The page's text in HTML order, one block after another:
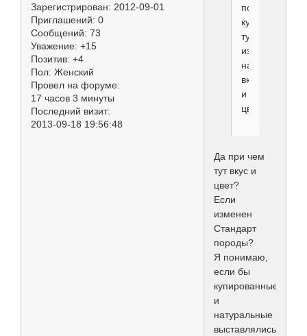
Зарегистрирован: 2012-09-01
Приглашений: 0
Сообщений: 73
Уважение: +15
Позитив: +4
Пол: Женский
Провел на форуме:
17 часов 3 минуты
Последний визит:
2013-09-18 19:56:48
поводу
купирования-
тут,
извините,
на
вкус
и
цвет...
Да при чем
тут вкус и
цвет?
Если
изменен
Стандарт
породы?
Я понимаю,
если бы
купированные
и
натуральные
выставлялись